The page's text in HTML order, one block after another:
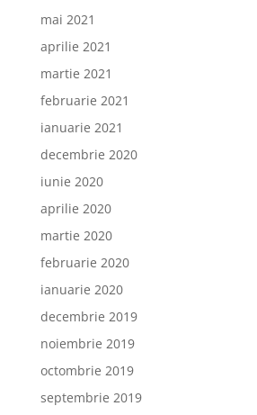
mai 2021
aprilie 2021
martie 2021
februarie 2021
ianuarie 2021
decembrie 2020
iunie 2020
aprilie 2020
martie 2020
februarie 2020
ianuarie 2020
decembrie 2019
noiembrie 2019
octombrie 2019
septembrie 2019